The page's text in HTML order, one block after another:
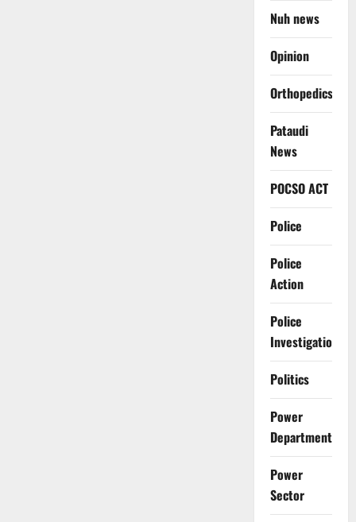
Nuh news
Opinion
Orthopedics
Pataudi
News
POCSO ACT
Police
Police
Action
Police
Investigation
Politics
Power
Department
Power
Sector